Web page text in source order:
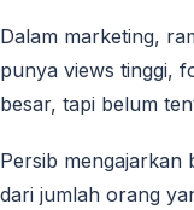
Dalam marketing,
punya views tinggi,
besar, tapi belum
Persib
dari jumlah orang